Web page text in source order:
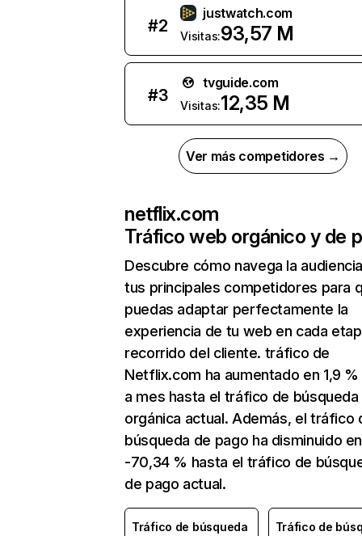
#2
justwatch.com
Visitas:93,57 M
#3
tvguide.com
Visitas:12,35 M
Ver más competidores →
netflix.com
Tráfico web orgánico y de
Descubre cómo navega la
tus principales competidores para
puedas adaptar perfectamente la
experiencia de tu web en cada
recorrido del cliente. tráfico de
Netflix.com ha aumentado en 1,9
a mes hasta el tráfico de búsqueda
orgánica actual. Además, el tráfico
búsqueda de pago ha disminuido en
-70,34 % hasta el tráfico de
de pago actual.
Tráfico de búsqueda
Tráfico de